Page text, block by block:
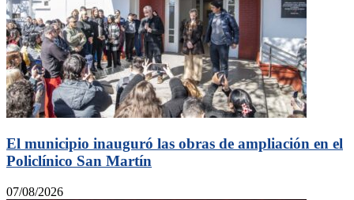
El municipio inauguró las obras de ampliación en el
Policlínico San Martín
07/08/2026